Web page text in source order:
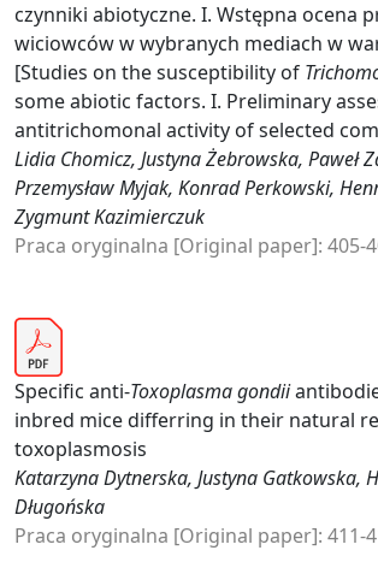
czynniki abiotyczne. I. Wstępna ocena
wiciowców w wybranych mediach w
[Studies on the susceptibility of
some abiotic factors. I. Preliminary
antitrichomonal activity of selected
Lidia Chomicz, Justyna Żebrowska, Paweł
Przemysław Myjak, Konrad Perkowski,
Zygmunt Kazimierczuk
Praca oryginalna [Original paper]: 405-
Specific anti-Toxoplasma gondii
inbred mice differring in their natural
toxoplasmosis
Katarzyna Dytnerska, Justyna Gatkowska,
Długońska
Praca oryginalna [Original paper]: 411-